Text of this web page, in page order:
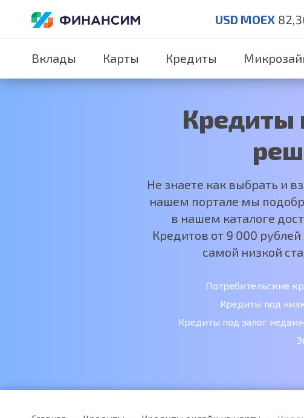
USD MOEX
Вклады Карты Кредиты
Кредиты
Не знаете как выбрать и
нашем портале мы
в нашем каталоге
Кредитов от 9 000
самой низкой
Потребительские
Кредиты под
Кредиты под залог